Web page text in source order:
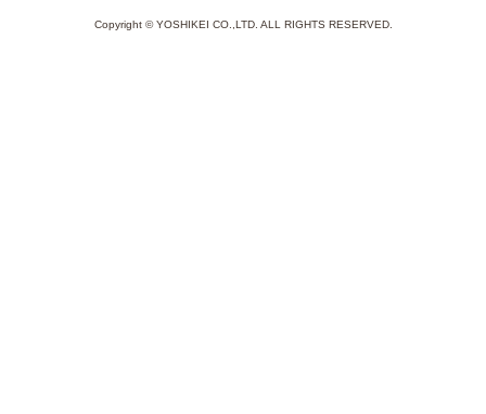
Copyright © YOSHIKEI CO.,LTD. ALL RIGHTS RESERVED.